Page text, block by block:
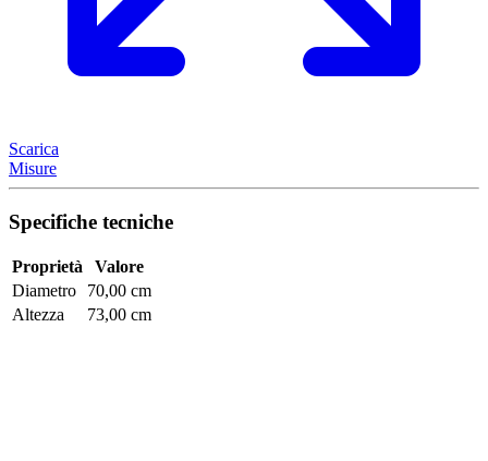
Scarica
Misure
Specifiche tecniche
Proprietà
Valore
Diametro
70,00 cm
Altezza
73,00 cm